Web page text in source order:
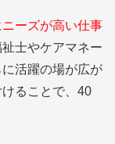
ーズが高い仕事
士やケアマネー
活躍の場が広が
ることで、40